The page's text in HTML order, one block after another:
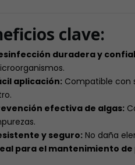
clave:
duradera y
aplicación:Compatible con
efectiva de algas:
y seguro:No daña
para el mantenimiento